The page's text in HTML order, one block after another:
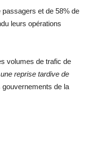
et de 58% de
leurs opérations
volumes de trafic de
reprise tardive de
gouvernements de la